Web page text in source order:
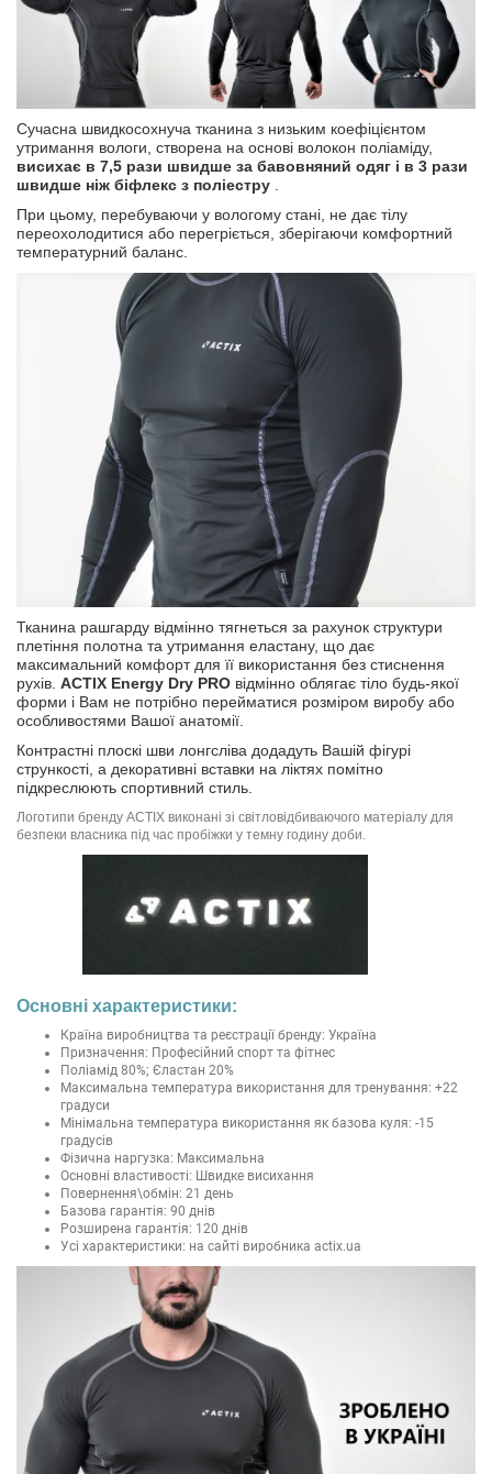
Сучасна швидкосохнуча тканина з низьким коефіцієнтом
утримання вологи, створена на основі волокон поліаміду,
висихає в 7,5 рази швидше за бавовняний одяг і в 3 рази
швидше ніж біфлекс з поліестру
При цьому, перебуваючи у вологому стані, не дає тілу
переохолодитися або перегріється, зберігаючи комфортний
температурний баланс.
Тканина рашгарду відмінно тягнеться за рахунок структури
плетіння полотна та утримання еластану, що дає
максимальний комфорт для її використання без стиснення
рухів. ACTIX Energy Dry PRO відмінно облягає тіло будь-якої
форми і Вам не потрібно перейматися розміром виробу або
особливостями Вашої анатомії.
Контрастні плоскі шви лонгсліва додадуть Вашій фігурі
стрункості, а декоративні вставки на ліктях помітно
підкреслюють спортивний стиль.
Логотипи бренду ACTIX виконані зі світловідбиваючого матеріалу для
безпеки власника під час пробіжки у темну годину доби.
Основні характеристики:
Країна виробництва та реєстрації бренду: Україна
Призначення: Професійний спорт та фітнес
Поліамід 80%; Єластан 20%
Максимальна температура використання для тренування: +22
градуси
Мінімальна температура використання як базова куля: -15
градусів
Фізична наргузка: Максимальна
Основні властивості: Швидке висихання
Повернення\обмін: 21 день
Базова гарантія: 90 днів
Розширена гарантія: 120 днів
Усі характеристики: на сайті виробника actix.ua